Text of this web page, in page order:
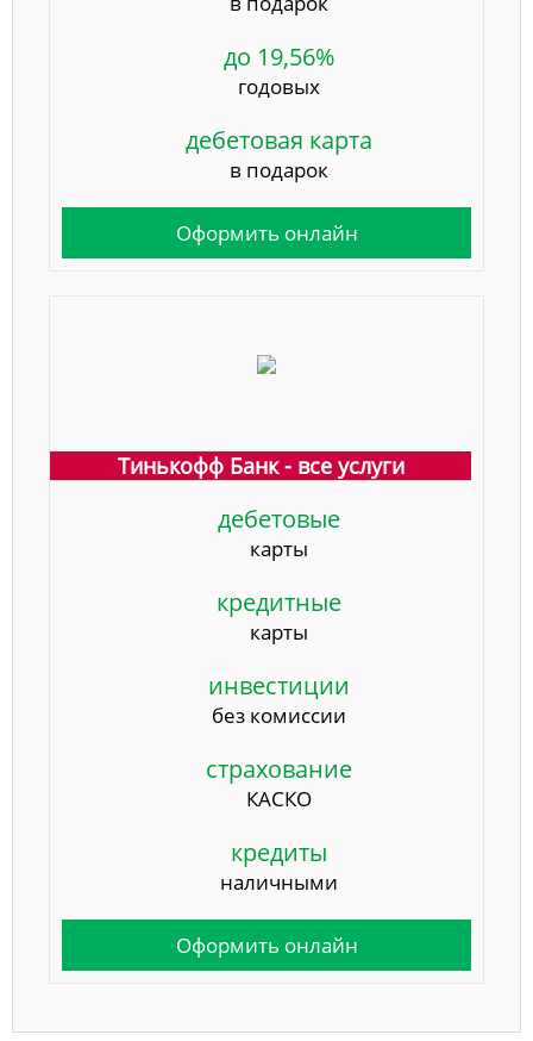
до 19,56%
годовых
дебетовая карта
в подарок
Оформить онлайн
Тинькофф Банк - все услуги
дебетовые
карты
кредитные
карты
инвестиции
без комиссии
страхование
КАСКО
кредиты
наличными
Оформить онлайн